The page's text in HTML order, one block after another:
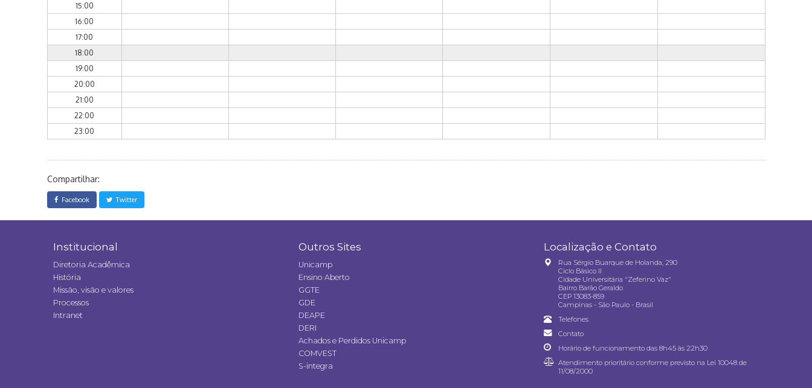
15:00
16:00
17:00
18:00
19:00
20:00
21:00
22:00
23:00
Compartilhar:
Facebook Twitter
Institucional
Diretoria Acadêmica
História
Missão, visão e valores
Processos
Intranet
Outros Sites
Unicamp
Ensino Aberto
GGTE
GDE
DEAPE
DERI
Achados e Perdidos Unicamp
COMVEST
S-integra
Localização e Contato
Rua Sérgio Buarque de Holanda, 290
Ciclo Básico II
Cidade Universitária "Zeferino Vaz"
Bairro Barão Geraldo
CEP 13083-859
Campinas - São Paulo - Brasil
Telefones
Contato
Horário de funcionamento das 8h45 às 22h30
Atendimento prioritário conforme previsto na Lei 10048 de
11/08/2000